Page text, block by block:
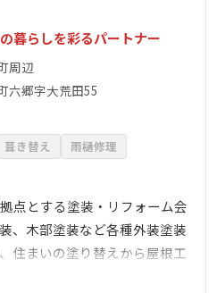
暮らしを彩るパートナー
周辺
六郷字大荒田55
葺き替え
雨樋修理
点とする塗装・リフォーム会
、木部塗装など各種外装塗装
住まいの塗り替えから屋根工
単に色を塗るだけでなく、お